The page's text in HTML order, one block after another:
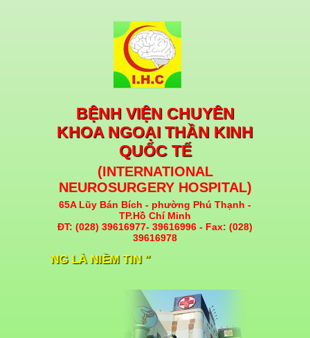
BỆNH VIỆN CHUYÊN
KHOA NGOẠI THẦN KINH
QUỐC TẾ
(INTERNATIONAL
NEUROSURGERY HOSPITAL)
65A Lũy Bán Bích - phường Phú Thạnh -
TP.Hồ Chí Minh
ĐT: (028) 39616977- 39616996 - Fax: (028)
39616978
LƯỢNG LÀ NIỀM TIN "